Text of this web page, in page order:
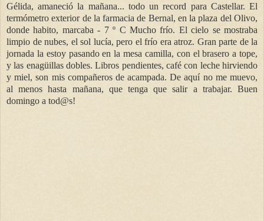
Gélida, amaneció la mañana... todo un record para Castellar. El
termómetro exterior de la farmacia de Bernal, en la plaza del Olivo,
donde habito, marcaba - 7 º C Mucho frío. El cielo se mostraba
limpio de nubes, el sol lucía, pero el frío era atroz. Gran parte de la
jornada la estoy pasando en la mesa camilla, con el brasero a tope,
y las enagüillas dobles. Libros pendientes, café con leche hirviendo
y miel, son mis compañeros de acampada. De aquí no me muevo,
al menos hasta mañana, que tenga que salir a trabajar. Buen
domingo a tod@s!